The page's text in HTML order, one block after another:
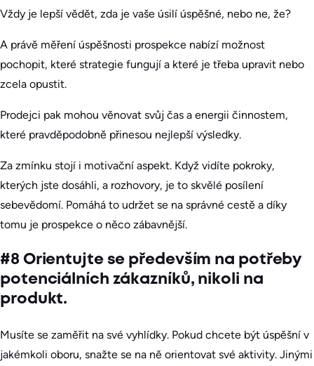
Vždy je lepší vědět, zda je vaše úsilí úspěšné, nebo ne, že?
A právě měření úspěšnosti prospekce nabízí možnost
pochopit, které strategie fungují a které je třeba upravit nebo
zcela opustit.
Prodejci pak mohou věnovat svůj čas a energii činnostem,
které pravděpodobně přinesou nejlepší výsledky.
Za zmínku stojí i motivační aspekt. Když vidíte pokroky,
kterých jste dosáhli, a rozhovory, je to skvělé posílení
sebevědomí. Pomáhá to udržet se na správné cestě a díky
tomu je prospekce o něco zábavnější.
#8 Orientujte se především na potřeby
potenciálních zákazníků, nikoli na
produkt.
Musíte se zaměřit na své vyhlídky. Pokud chcete být úspěšní v
jakémkoli oboru, snažte se na ně orientovat své aktivity. Jinými